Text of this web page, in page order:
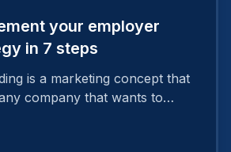
your employer
in 7 steps
is a marketing concept that
company that wants to